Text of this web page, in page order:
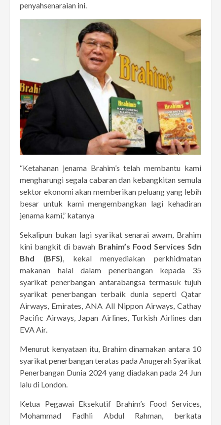
penyahsenaraian ini.
“Ketahanan jenama Brahim’s telah membantu kami
mengharungi segala cabaran dan kebangkitan semula
sektor ekonomi akan memberikan peluang yang lebih
besar untuk kami mengembangkan lagi kehadiran
jenama kami,” katanya
Sekalipun bukan lagi syarikat senarai awam, Brahim
kini bangkit di bawah Brahim’s Food Services Sdn
Bhd (BFS), kekal menyediakan perkhidmatan
makanan halal dalam penerbangan kepada 35
syarikat penerbangan antarabangsa termasuk tujuh
syarikat penerbangan terbaik dunia seperti Qatar
Airways, Emirates, ANA All Nippon Airways, Cathay
Pacific Airways, Japan Airlines, Turkish Airlines dan
EVA Air.
Menurut kenyataan itu, Brahim dinamakan antara 10
syarikat penerbangan teratas pada Anugerah Syarikat
Penerbangan Dunia 2024 yang diadakan pada 24 Jun
lalu di London.
Ketua Pegawai Eksekutif Brahim’s Food Services,
Mohammad Fadhli Abdul Rahman, berkata